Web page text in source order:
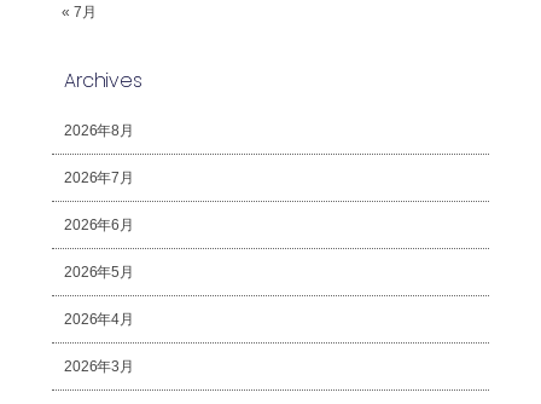
« 7月
Archives
2026年8月
2026年7月
2026年6月
2026年5月
2026年4月
2026年3月